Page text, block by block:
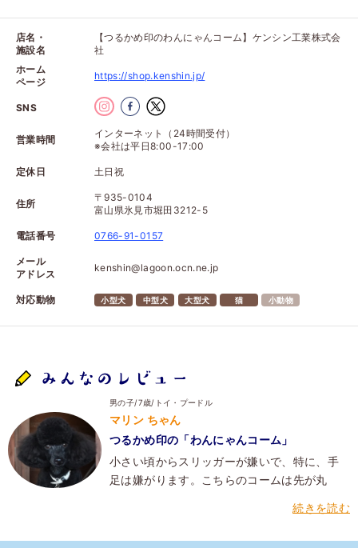
店名・
施設名
【つるかめ印のわんにゃんコーム】ケンシン工業株式会
社
ホーム
ページ
https://shop.kenshin.jp/
SNS
営業時間
インターネット（24時間受付）
※会社は平日8:00-17:00
定休日 土日祝
住所
〒935-0104
富山県氷見市堀田3212-5
電話番号 0766-91-0157
メール
アドレス
kenshin@lagoon.ocn.ne.jp
対応動物 小型犬 中型犬 大型犬 猫 小動物
みんなのレビュー
男の子/7歳/トイ・プードル
マリン ちゃん
つるかめ印の「わんにゃんコーム」
小さい頃からスリッガーが嫌いで、特に、手
足は嫌がります。こちらのコームは先が丸
く座ってブラッシングさせてくれます。
続きを読む